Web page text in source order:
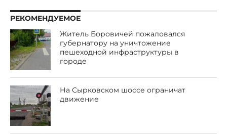
РЕКОМЕНДУЕМОЕ
Житель Боровичей пожаловался
губернатору на уничтожение
пешеходной инфраструктуры в
городе
На Сырковском шоссе ограничат
движение